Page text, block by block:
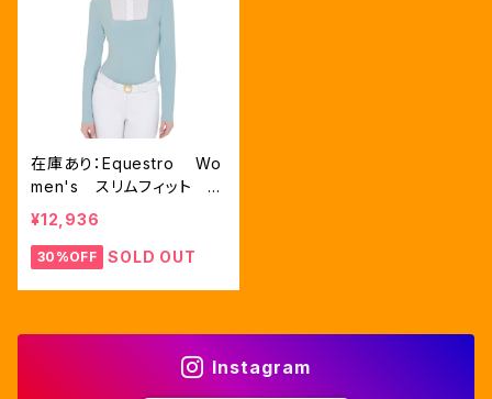
在庫あり：Equestro Wo
men's スリムフィット 競
技用ポロシャツ GREY MI
ST Mサイズのみ(ETW001
15)
¥12,936
30%OFF SOLD OUT
Instagram